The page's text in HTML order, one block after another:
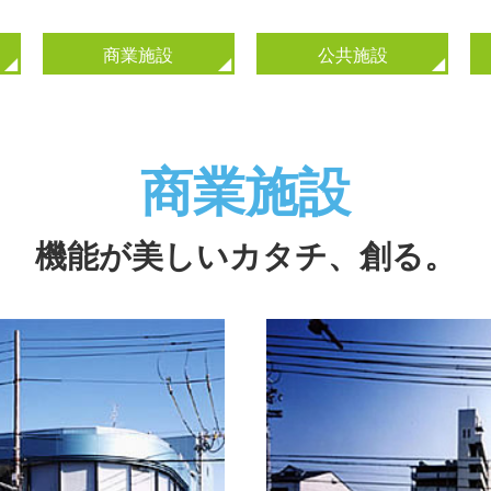
商業施設 公共施設
商業施設
機能が美しいカタチ、創る。